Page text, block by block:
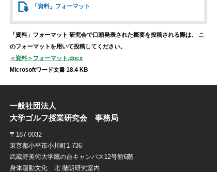
「資料」 フォーマット
「資料」フォーマット 研究会で口頭発表された概要を投稿される際は、
こ
のフォーマットを用いて投稿してください。
＜資料＞フォーマット.docx
Microsoftワード文書 18.4 KB
一般社団法人
大学ゴルフ授業研究会 事務局
〒187-0032
東京都小平市小川町1-736
武蔵野美術大学鷹の台キャンパス12号館6階
身体運動文化 北 徹朗研究室内